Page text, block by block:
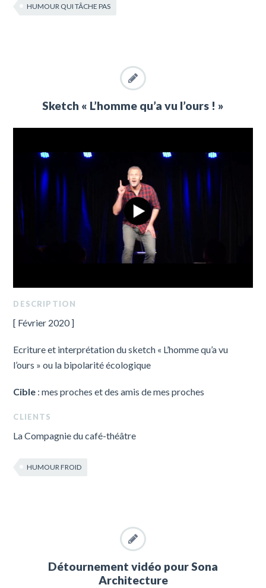
HUMOUR QUI TÂCHE PAS
Sketch « L’homme qu’a vu l’ours ! »
DESCRIPTION
[ Février 2020 ]
Ecriture et interprétation du sketch « L’homme qu’a vu
l’ours » ou la bipolarité écologique
Cible : mes proches et des amis de mes proches
CLIENTS
La Compagnie du café-théâtre
HUMOUR FROID
Détournement vidéo pour Sona
Architecture